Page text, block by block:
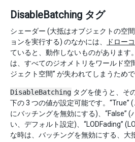
DisableBatching タグ
シェーダー (大抵はオブジェクトの空
ョンを実行する) のなかには、
ドロー
ていると、動作しないものがあります
は、すべてのジオメトリをワールド空
ジェクト空間” が失われてしまうためで
DisableBatching タグを使うと、そ
下の 3 つの値が設定可能です。“True”
にバッチングを無効にする)、“False”
い、デフォルト設定)、“LODFading”
な時は、バッチングを無効にする、大